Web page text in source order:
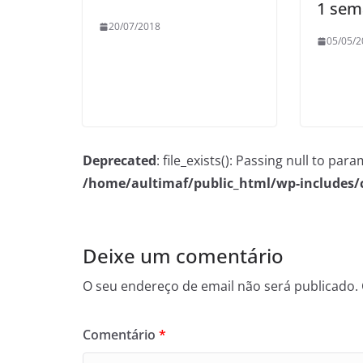
20/07/2018
1
05/05/
Deprecated: file_exists(): Passing null to
/home/aultimaf/public_html/wp-
Deixe um comentário
O seu endereço de email não será publicado.
Comentário *